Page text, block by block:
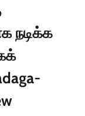
நடிக்க